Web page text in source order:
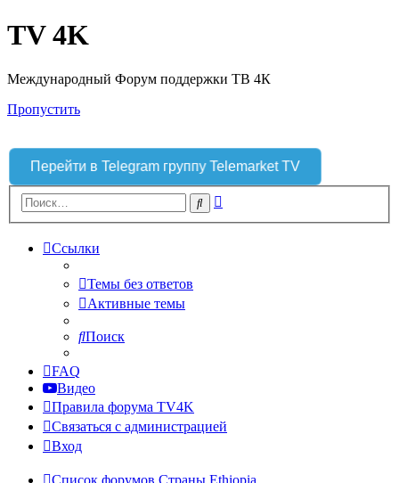
TV 4K
Международный Форум поддержки ТВ 4К
Пропустить
Перейти в Telegram группу Telemarket TV
Поиск
Ссылки
Темы без ответов
Активные темы
Поиск
FAQ
Видео
Правила форума TV4K
Связаться с администрацией
Вход